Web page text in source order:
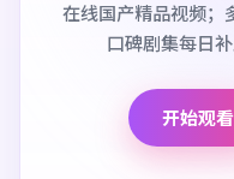
在线国产精品视频；
口碑剧集每日
开始观看